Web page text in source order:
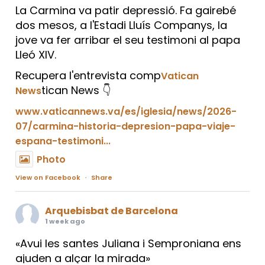
La Carmina va patir depressió. Fa gairebé
dos mesos, a l'Estadi Lluís Companys, la
jove va fer arribar el seu testimoni al papa
Lleó XIV.
Recupera l'entrevista compVatican
Newstican News 👇
www.vaticannews.va/es/iglesia/news/2026-
07/carmina-historia-depresion-papa-viaje-
espana-testimoni...
Photo
View on Facebook · Share
Arquebisbat de Barcelona
1 week ago
«Avui les santes Juliana i Semproniana ens
ajuden a alçar la mirada»